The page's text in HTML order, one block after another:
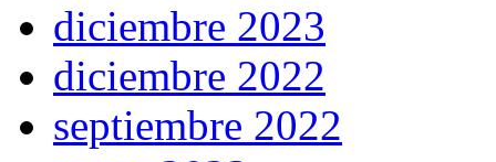
diciembre 2023
diciembre 2022
septiembre 2022